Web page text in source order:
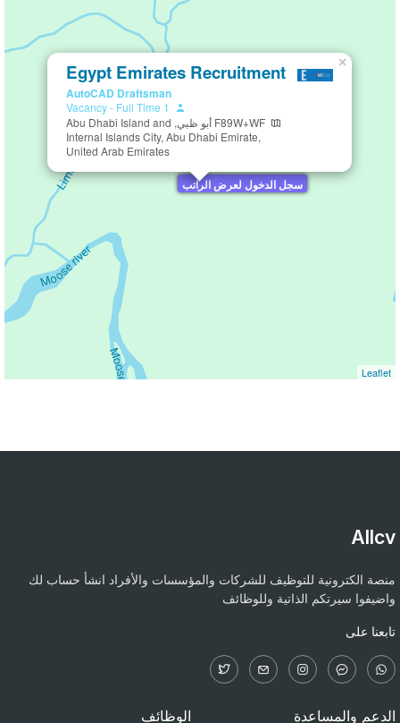
سجل الدخول لعرض الراتب
Egypt Emirates Recruitment
AutoCAD Draftsman
1 Vacancy
- Full Time
F89W+WF أبو ظبي, Abu Dhabi Island and
Internal Islands City, Abu Dhabi Emirate,
United Arab Emirates
×
Leaflet
Allcv
منصة الكترونية للتوظيف للشركات والمؤسسات والأفراد انشأ حساب لك
واضيفوا سيرتكم الذاتية وللوظائف
تابعنا على
الدعم والمساعدة الوظائف